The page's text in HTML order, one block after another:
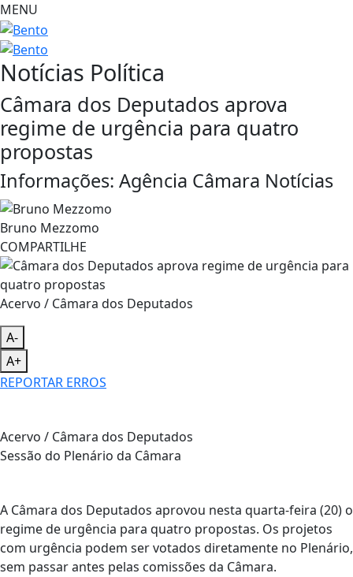
MENU
Notícias Política
Câmara dos Deputados aprova
regime de urgência para quatro
propostas
Informações: Agência Câmara Notícias
Bruno Mezzomo
COMPARTILHE
Acervo / Câmara dos Deputados
A-
A+
REPORTAR ERROS
Acervo / Câmara dos Deputados
Sessão do Plenário da Câmara
A Câmara dos Deputados aprovou nesta quarta-feira (20) o
regime de urgência para quatro propostas. Os projetos
com urgência podem ser votados diretamente no Plenário,
sem passar antes pelas comissões da Câmara.